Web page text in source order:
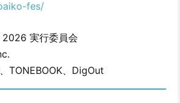
fes/
実行委員会
TONEBOOK、DigOut